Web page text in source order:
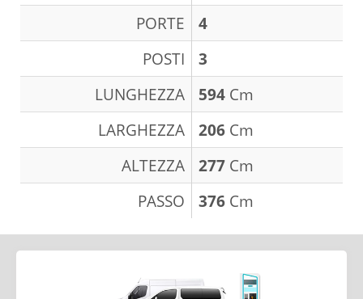
PORTE
4
POSTI
3
LUNGHEZZA
594 Cm
LARGHEZZA
206 Cm
ALTEZZA
277 Cm
PASSO
376 Cm